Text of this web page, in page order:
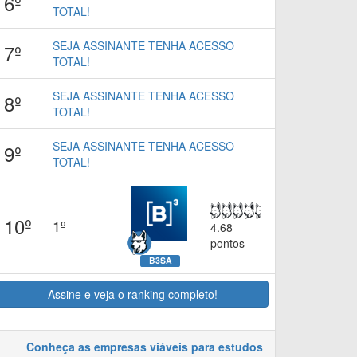
TOTAL!
7º
SEJA ASSINANTE TENHA ACESSO
TOTAL!
8º
SEJA ASSINANTE TENHA ACESSO
TOTAL!
9º
SEJA ASSINANTE TENHA ACESSO
TOTAL!
10º 1º
B3SA
4.68
pontos
Assine e veja o ranking completo!
Conheça as empresas viáveis para estudos